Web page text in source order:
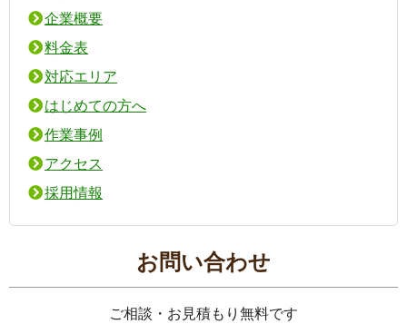
企業概要
料金表
対応エリア
はじめての方へ
作業事例
アクセス
採用情報
お問い合わせ
ご相談・お見積もり無料です